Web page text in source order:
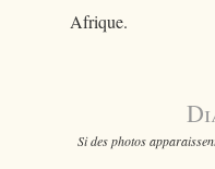
Afrique.
Si des photos